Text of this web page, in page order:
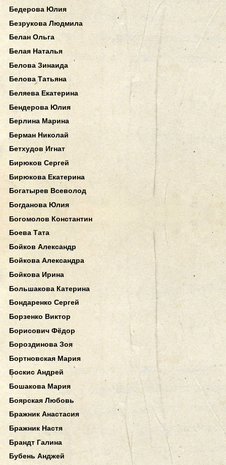
Бедерова Юлия
Безрукова Людмила
Белан Ольга
Белая Наталья
Белова Зинаида
Белова Татьяна
Беляева Екатерина
Бендерова Юлия
Берлина Марина
Берман Николай
Бетхудов Игнат
Бирюков Сергей
Бирюкова Екатерина
Богатырев Всеволод
Богданова Юлия
Богомолов Константин
Боева Тата
Бойков Александр
Бойкова Александра
Бойкова Ирина
Большакова Катерина
Бондаренко Сергей
Борзенко Виктор
Борисович Фёдор
Бороздинова Зоя
Бортновская Мария
Боскис Андрей
Бошакова Мария
Боярская Любовь
Бражник Анастасия
Бражник Настя
Брандт Галина
Бубень Анджей